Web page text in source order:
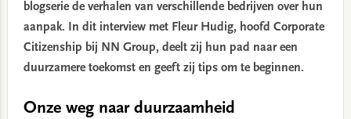
blogserie de verhalen van verschillende bedrijven over hun
aanpak. In dit interview met Fleur Hudig, hoofd Corporate
Citizenship bij NN Group, deelt zij hun pad naar een
duurzamere toekomst en geeft zij tips om te beginnen.
Onze weg naar duurzaamheid